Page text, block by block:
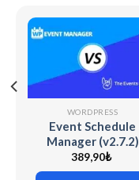
WORDPRESS
Event Schedule
Manager (v2.7.2)
The Events
Calendar
389,90₺